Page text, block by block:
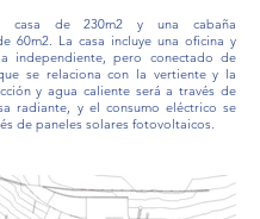
casa de 230m2 y una cabaña
60m2. La casa incluye una oficina y
independiente, pero conectado de
se relaciona con la vertiente y la
y agua caliente será a través de
radiante, y el consumo eléctrico se
de paneles solares fotovoltaicos.